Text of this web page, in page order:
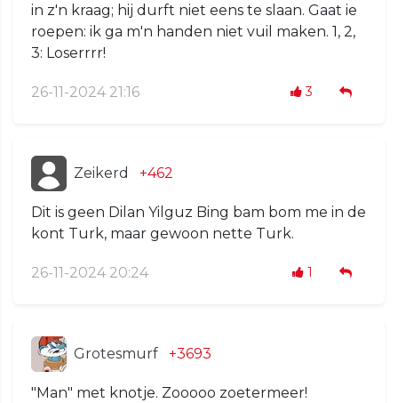
in z'n kraag; hij durft niet eens te slaan. Gaat ie
roepen: ik ga m'n handen niet vuil maken. 1, 2,
3: Loserrrr!
26-11-2024 21:16 3
Zeikerd +462
Dit is geen Dilan Yilguz Bing bam bom me in de
kont Turk, maar gewoon nette Turk.
26-11-2024 20:24 1
Grotesmurf +3693
"Man" met knotje. Zooooo zoetermeer!